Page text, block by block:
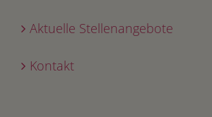
Aktuelle Stellenangebote
Kontakt